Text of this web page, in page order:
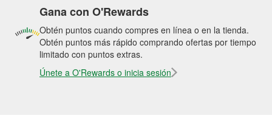
Gana con O'Rewards
Obtén puntos cuando compres en línea o en la tienda.
Obtén puntos más rápido comprando ofertas por tiempo
limitado con puntos extras.
Únete a O'Rewards o inicia sesión